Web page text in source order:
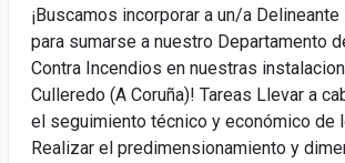
¡Buscamos incorporar a un/a
para sumarse a nuestro Departamento
Contra Incendios en nuestras
Culleredo (A Coruña)! Tareas Llevar a
el seguimiento técnico y económico de
Realizar el predimensionamiento y